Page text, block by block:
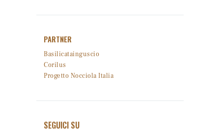
PARTNER
Basilicatainguscio
Corilus
Progetto Nocciola Italia
SEGUICI SU